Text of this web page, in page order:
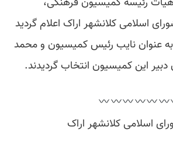
اسلامی کلانشهر اراک اعلام گردید
عنوان نایب رئیس کمیسیون و محمد
این کمیسیون انتخاب گردیدند.
اسلامی کلانشهر اراک